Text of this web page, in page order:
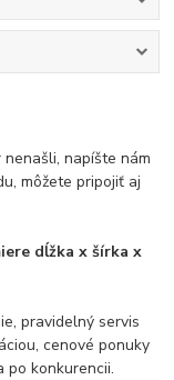
napíšte nám
môžete pripojiť aj
dĺžka x šírka x
pravidelný servis
cenové ponuky
po konkurencii.